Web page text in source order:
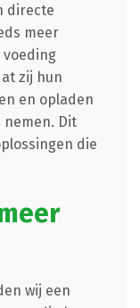
directe
meer
voeding
zij hun
en opladen
Dit
die
wij een